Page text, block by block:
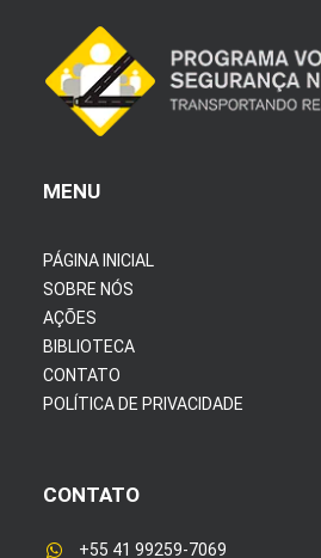
MENU
PÁGINA INICIAL
SOBRE NÓS
AÇÕES
BIBLIOTECA
CONTATO
POLÍTICA DE PRIVACIDADE
CONTATO
+55 41 99259-7069